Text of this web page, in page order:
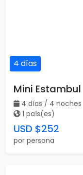
4 días
Mini Estambul
4 días / 4 noches
1 país(es)
USD $252
por persona